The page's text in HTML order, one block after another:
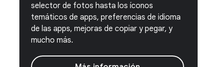
selector de fotos hasta los íconos
temáticos de apps, preferencias de idioma
de las apps, mejoras de copiar y pegar, y
mucho más.